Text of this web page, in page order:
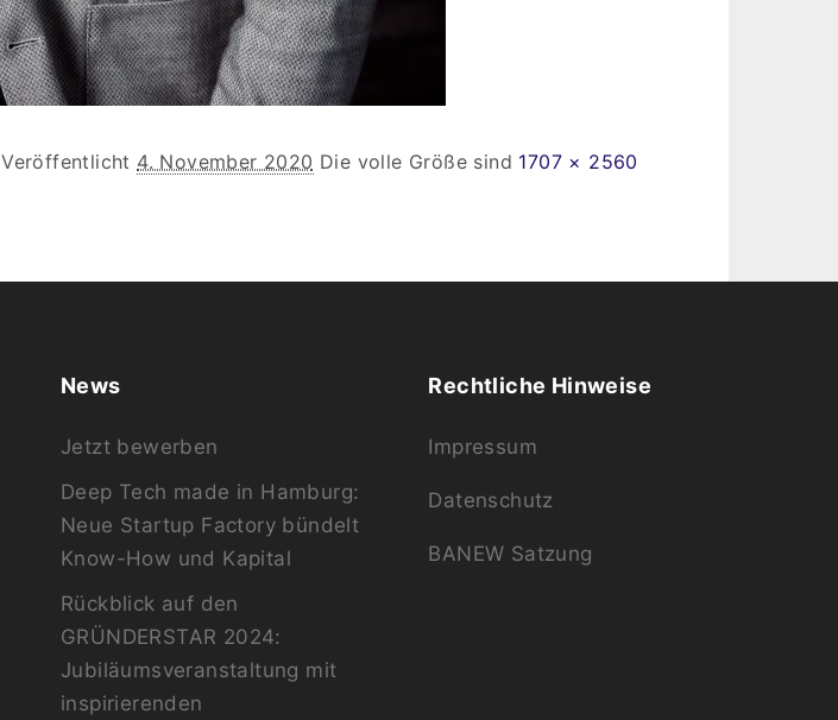
Veröffentlicht 4. November 2020 Die volle Größe sind 1707 × 2560
News
Jetzt bewerben
Deep Tech made in Hamburg:
Neue Startup Factory bündelt
Know-How und Kapital
Rückblick auf den
GRÜNDERSTAR 2024:
Jubiläumsveranstaltung mit
inspirierenden
Rechtliche Hinweise
Impressum
Datenschutz
BANEW Satzung